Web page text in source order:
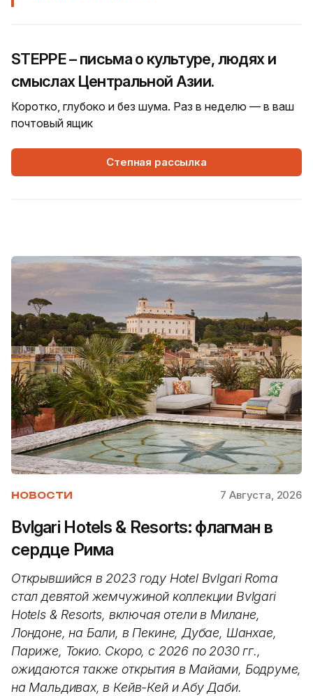
STEPPE – письма о культуре, людях и
смыслах Центральной Азии.
Коротко, глубоко и без шума. Раз в неделю — в ваш
почтовый ящик
Степная рассылка
НОВОСТИ 7 Августа, 2026
Bvlgari Hotels & Resorts: флагман в
сердце Рима
Открывшийся в 2023 году Hotel Bvlgari Roma
стал девятой жемчужиной коллекции Bvlgari
Hotels & Resorts, включая отели в Милане,
Лондоне, на Бали, в Пекине, Дубае, Шанхае,
Париже, Токио. Скоро, с 2026 по 2030 гг.,
ожидаются также открытия в Майами, Бодруме,
на Мальдивах, в Кейв-Кей и Абу Даби.